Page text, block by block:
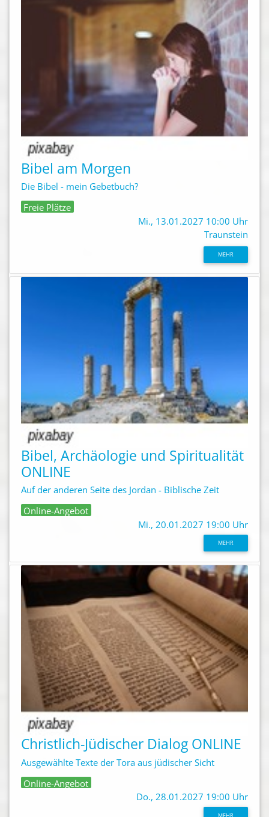
Bibel am Morgen
Die Bibel - mein Gebetbuch?
Freie Plätze
Mi., 13.01.2027 10:00 Uhr
Traunstein
MEHR
Bibel, Archäologie und Spiritualität
ONLINE
Auf der anderen Seite des Jordan - Biblische Zeit
Online-Angebot
Mi., 20.01.2027 19:00 Uhr
MEHR
Christlich-Jüdischer Dialog ONLINE
Ausgewählte Texte der Tora aus jüdischer Sicht
Online-Angebot
Do., 28.01.2027 19:00 Uhr
MEHR